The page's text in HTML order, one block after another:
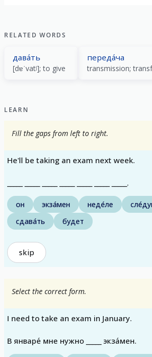
RELATED WORDS
дава́ть
[dɐˈvatʲ]; to give
переда́ча
transmission;
LEARN
Fill the gaps from left to right.
He'll be taking an exam next week.
_____ _____ _____ _____ _____ _____ _____.
он экза́мен неде́ле
сдава́ть
будет
skip
Select the correct form.
I need to take an exam in January.
В январе́ мне нужно _____ экза́мен.